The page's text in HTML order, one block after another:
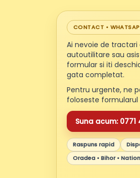
CONTACT •
Ai nevoie de
autoutilitare sau
formular si iti
gata completat.
Pentru urgente, ne
foloseste formularul
Suna acum: 0771
Raspuns rapid
Oradea • Bihor •